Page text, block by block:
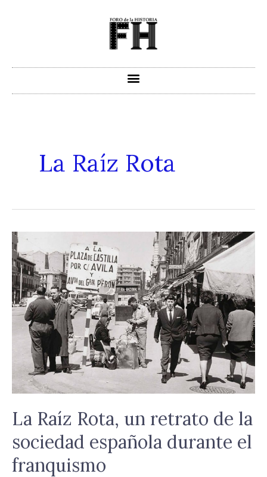
La Raíz Rota
La Raíz Rota, un retrato de la
sociedad española durante el
franquismo
La
Raíz
Rota,
un
retrato
sociedad
española
durante
franquismo